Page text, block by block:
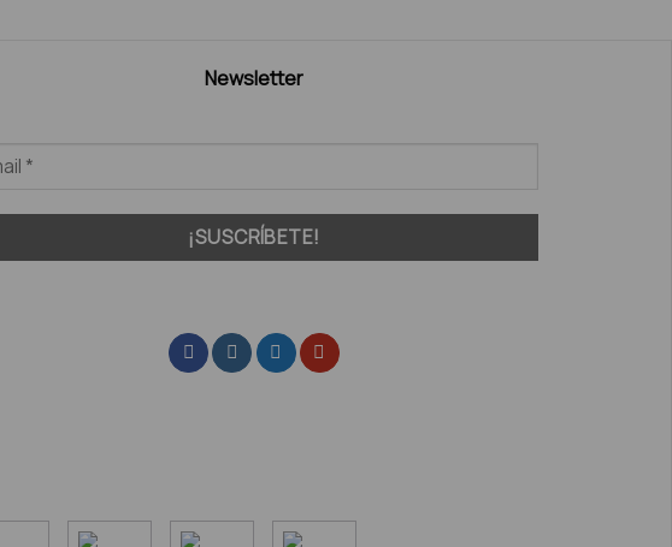
Newsletter